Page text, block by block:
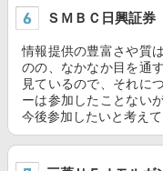
ＳＭＢＣ日興証券
情報提供の豊富さや質
のの、なかなか目を通
見ているので、それに
ーは参加したことない
今後参加したいと考え